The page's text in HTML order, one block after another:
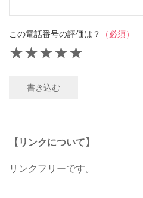
この電話番号の評価は？ （必須）
★
★
★
★
★
書き込む
【リンクについて】
リンクフリーです。